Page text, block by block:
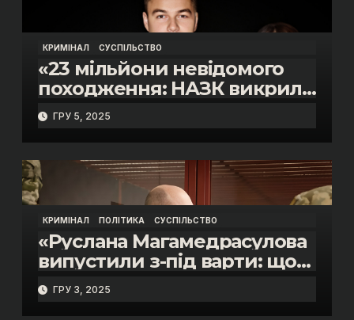
КРИМІНАЛ СУСПІЛЬСТВО
«23 мільйони невідомого
походження: НАЗК викрило
розкішне життя інспектора
митниці “Тиса” Василя
Пупени»
ГРУ 5, 2025
КРИМІНАЛ ПОЛІТИКА СУСПІЛЬСТВО
«Руслана Магамедрасулова
випустили з-під варти: що
відбувалось у залі суду»
ГРУ 3, 2025